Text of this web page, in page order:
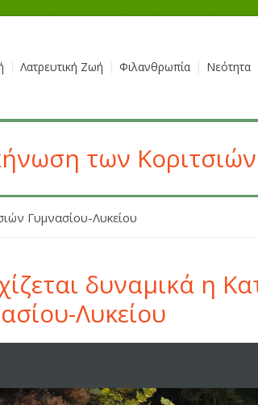
Λατρευτική Ζωή Φιλανθρωπία Νεότητα
των
Γυμνασίου-Λυκείου
δυναμικά η
Λυκείου